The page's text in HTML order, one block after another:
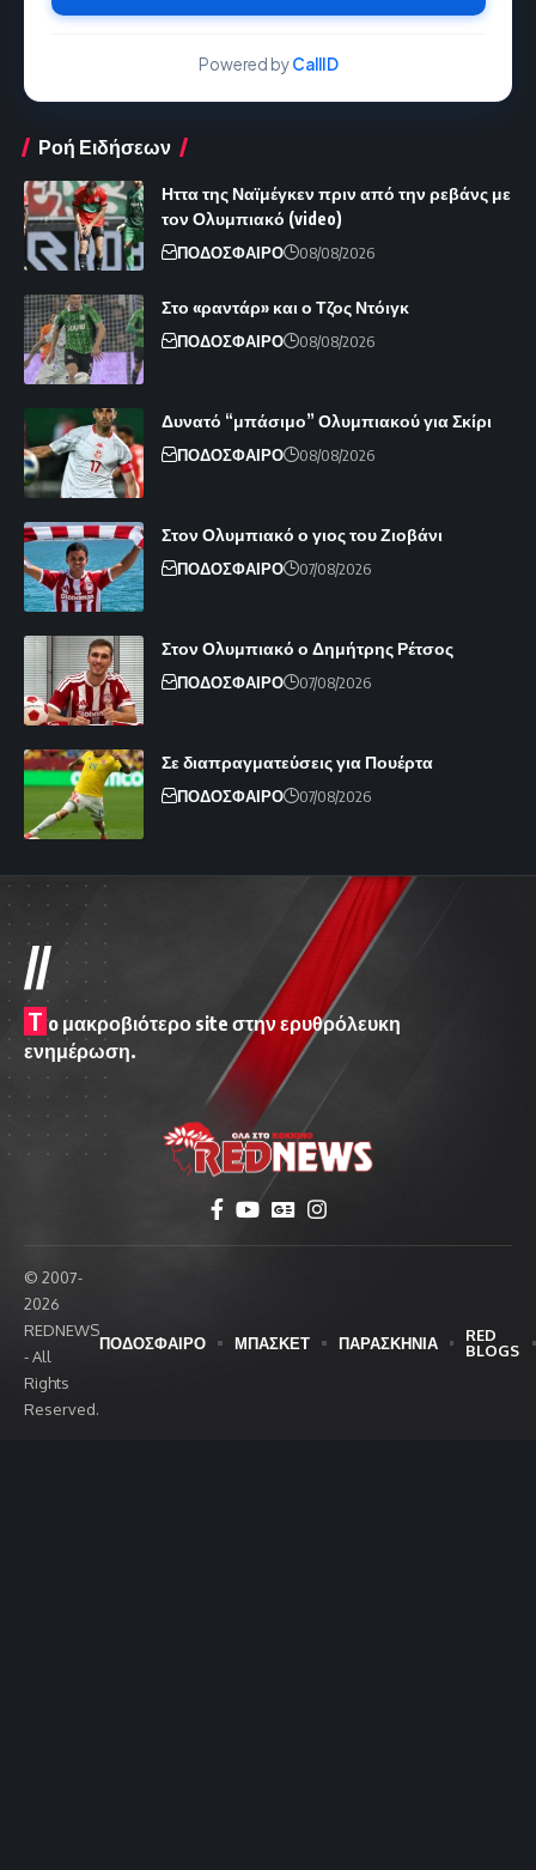
Powered byCallID
Ροή Ειδήσεων
Ηττα της Ναϊμέγκεν πριν από την ρεβάνς με
τον Ολυμπιακό (video)
ΠΟΔΟΣΦΑΙΡΟ 08/08/2026
Στο «ραντάρ» και ο Τζος Ντόιγκ
ΠΟΔΟΣΦΑΙΡΟ 08/08/2026
Δυνατό “μπάσιμο” Ολυμπιακού για Σκίρι
ΠΟΔΟΣΦΑΙΡΟ 08/08/2026
Στον Ολυμπιακό ο γιος του Ζιοβάνι
ΠΟΔΟΣΦΑΙΡΟ 07/08/2026
Στον Ολυμπιακό ο Δημήτρης Ρέτσος
ΠΟΔΟΣΦΑΙΡΟ 07/08/2026
Σε διαπραγματεύσεις για Πουέρτα
ΠΟΔΟΣΦΑΙΡΟ 07/08/2026
//
T o μακροβιότερο site στην ερυθρόλευκη
ενημέρωση.
© 2007-
2026
REDNEWS
- All
Rights
Reserved.
ΠΟΔΟΣΦΑΙΡΟ ΜΠΑΣΚΕΤ ΠΑΡΑΣΚΗΝΙΑ
RED
BLOGS